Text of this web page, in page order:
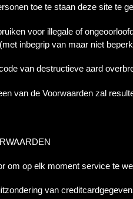
toe te staan deze site te
voor illegale of
inbegrip van maar niet
van destructieve aard
van de Voorwaarden zal
om op elk moment service te
van